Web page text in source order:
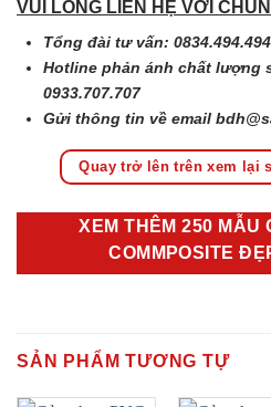
VUI LÒNG LIÊN HỆ VỚI
Tổng đài tư vấn: 0834.494.494
Hotline phản ánh chất lượng
0933.707.707
Gửi thông tin về email
Quay trở lên trên xem lại
XEM THÊM 250 MẪU
COMMPOSITE
SẢN PHẨM TƯƠNG TỰ